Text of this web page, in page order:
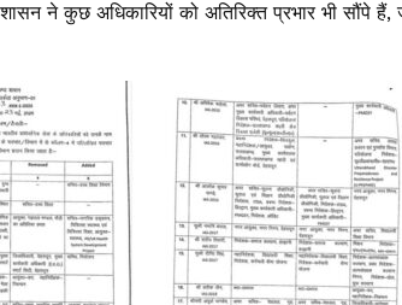
ने कुछ अधिकारियों को अतिरिक्त प्रभार भी सौंपे